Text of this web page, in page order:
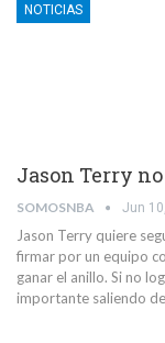
NOTICIAS
Jason Terry
SOMOSNBA Jun
Jason Terry quiere
firmar por un equipo
ganar el anillo. Si no
importante saliendo